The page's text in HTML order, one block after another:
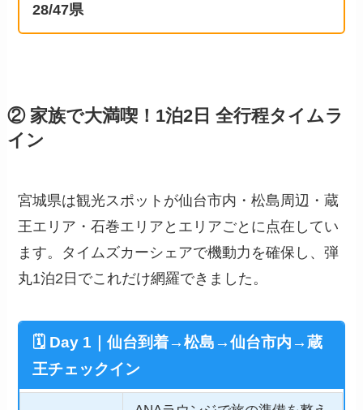
28/47県
② 家族で大満喫！1泊2日 全行程タイムラ
イン
宮城県は観光スポットが仙台市内・松島周辺・蔵
王エリア・石巻エリアとエリアごとに点在してい
ます。タイムズカーシェアで機動力を確保し、弾
丸1泊2日でこれだけ網羅できました。
🗓 Day 1｜仙台到着→松島→仙台市内→蔵
王チェックイン